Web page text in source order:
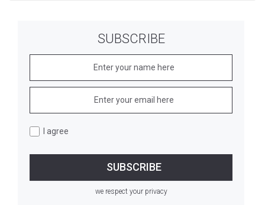
SUBSCRIBE
I agree
we respect your privacy